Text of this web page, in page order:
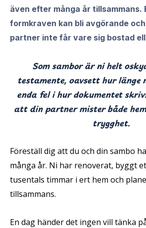
även efter många år
formkraven kan bli avgörande
partner inte får vare sig bostad
Som sambor är ni helt
testamente, oavsett hur länge
enda fel i hur dokumentet
att din partner mister både
trygghet.
Föreställ dig att du och din sambo
många år. Ni har renoverat, byggt
tusentals timmar i ert hem och
tillsammans.
En dag händer det ingen vill tänka